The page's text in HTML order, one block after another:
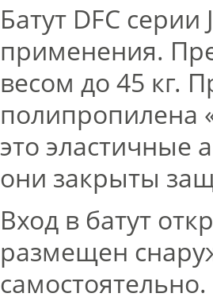
Батут DFC
применения.
весом до 45 кг.
полипропилена
это эластичные
они закрыты
Вход в батут
размещен
самостоятельно.